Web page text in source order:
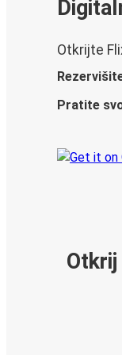
Otkrijte
Pratite